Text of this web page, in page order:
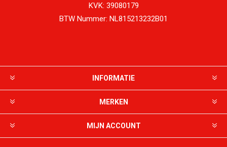
KVK: 39080179
BTW Nummer: NL815213232B01
INFORMATIE
MERKEN
MIJN ACCOUNT